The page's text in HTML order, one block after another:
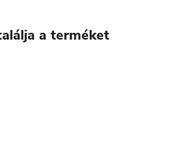
a terméket